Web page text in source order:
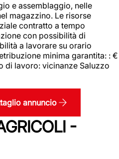
e assemblaggio, nelle
magazzino. Le risorse
contratto a tempo
con possibilità di
a lavorare su orario
minima garantita: : €
di lavoro: vicinanze Saluzzo
annuncio
-